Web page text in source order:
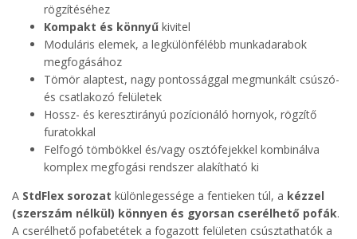
rögzítéséhez
Kompakt és könnyű kivitel
Moduláris elemek, a legkülönfélébb munkadarabok
megfogásához
Tömör alaptest, nagy pontossággal megmunkált csúszó-
és csatlakozó felületek
Hossz- és keresztirányú pozícionáló hornyok, rögzítő
furatokkal
Felfogó tömbökkel és/vagy osztófejekkel kombinálva
komplex megfogási rendszer alakítható ki
A StdFlex sorozat különlegessége a fentieken túl, a kézzel
(szerszám nélkül) könnyen és gyorsan cserélhető pofák.
A cserélhető pofabetétek a fogazott felületen csúsztathatók a